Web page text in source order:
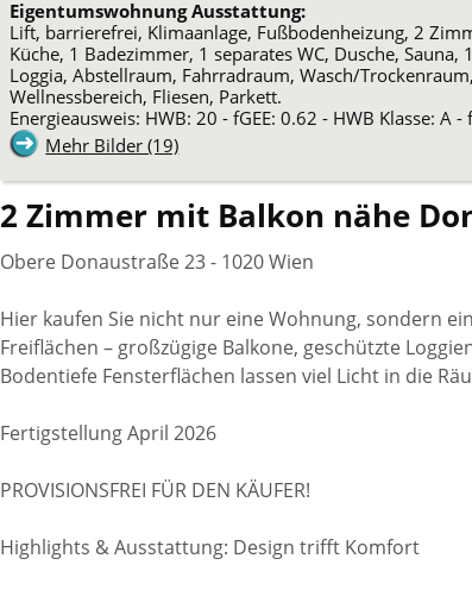
Eigentumswohnung Ausstattung:
Lift, barrierefrei, Klimaanlage, Fußbodenheizung, 2
Küche, 1 Badezimmer, 1 separates WC, Dusche, Sauna,
Loggia, Abstellraum, Fahrradraum, Wasch/Trockenraum,
Wellnessbereich, Fliesen, Parkett.
Energieausweis: HWB: 20 - fGEE: 0.62 - HWB Klasse: A -
Mehr Bilder (19)
2 Zimmer mit Balkon nähe
Obere Donaustraße 23 - 1020 Wien
Hier kaufen Sie nicht nur eine Wohnung, sondern
Freiflächen – großzügige Balkone, geschützte
Bodentiefe Fensterflächen lassen viel Licht in die
Fertigstellung April 2026
PROVISIONSFREI FÜR DEN KÄUFER!
Highlights & Ausstattung: Design trifft Komfort